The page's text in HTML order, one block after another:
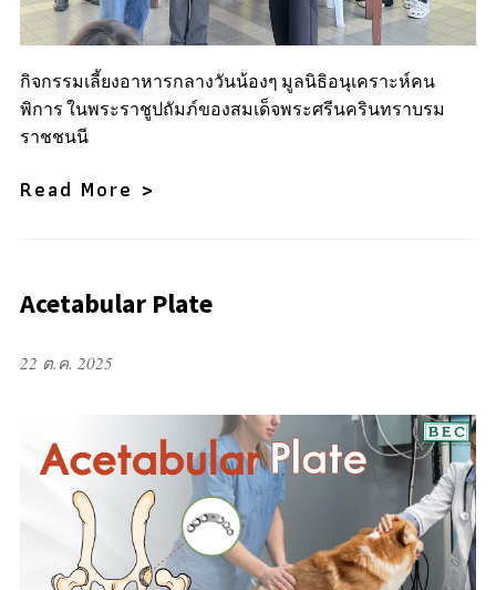
กิจกรรมเลี้ยงอาหารกลางวันน้องๆ มูลนิธิอนุเคราะห์คน
พิการ ในพระราชูปถัมภ์ของสมเด็จพระศรีนครินทราบรม
ราชชนนี
Read More >
Acetabular Plate
22 ต.ค. 2025